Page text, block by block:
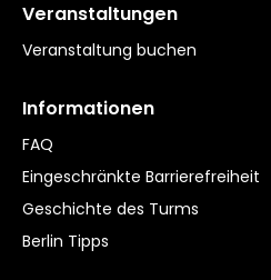
Veranstaltungen
Veranstaltung buchen
Informationen
FAQ
Eingeschränkte Barrierefreiheit
Geschichte des Turms
Berlin Tipps